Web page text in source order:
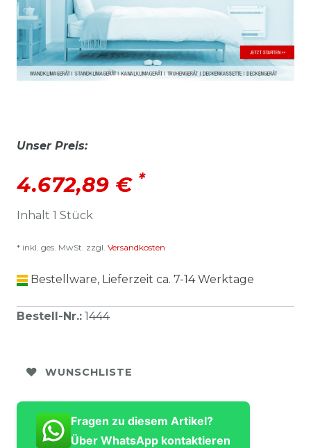
Unser Preis:
4.672,89 € *
Inhalt 1 Stück
* inkl. ges. MwSt. zzgl. Versandkosten
Bestellware, Lieferzeit ca. 7-14 Werktage
Bestell-Nr.: 1444
WUNSCHLISTE
Fragen zu diesem Artikel?
Über WhatsApp kontaktieren